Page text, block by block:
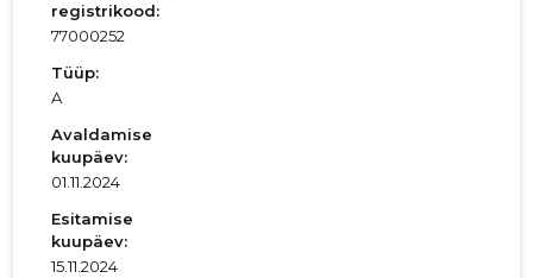
registrikood:
77000252
Tüüp:
A
Avaldamise
kuupäev:
01.11.2024
Esitamise
kuupäev:
15.11.2024